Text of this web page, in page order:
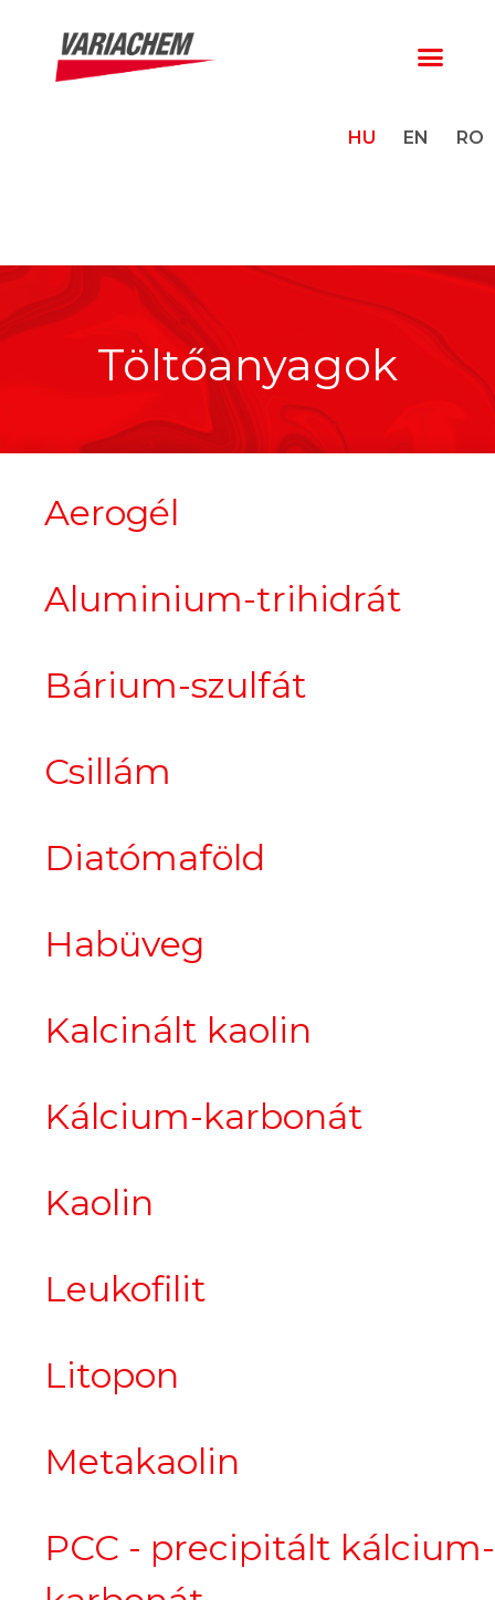
HU EN RO
Töltőanyagok
Aerogél
Aluminium-trihidrát
Bárium-szulfát
Csillám
Diatómaföld
Habüveg
Kalcinált kaolin
Kálcium-karbonát
Kaolin
Leukofilit
Litopon
Metakaolin
PCC - precipitált kálcium-